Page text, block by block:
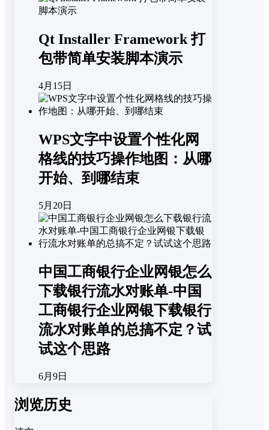
Qt Installer Framework 打
包带简单安装脚本演示
4月15日
WPS文字中设置个性化网
格线的技巧操作地图：从哪
开始、到哪结束
5月20日
中国工商银行企业网银怎么
下载银行流水对账单-中国
工商银行企业网银下载银行
流水对账单的总搞不定？试
试这个思路
6月9日
浏览历史